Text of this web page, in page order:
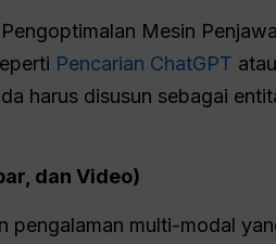
Mesin
Pencarian ChatGPT
harus disusun sebagai
dan Video)
pengalaman multi-modal